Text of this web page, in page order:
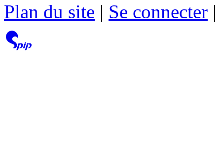
Plan du site | Se connecter |